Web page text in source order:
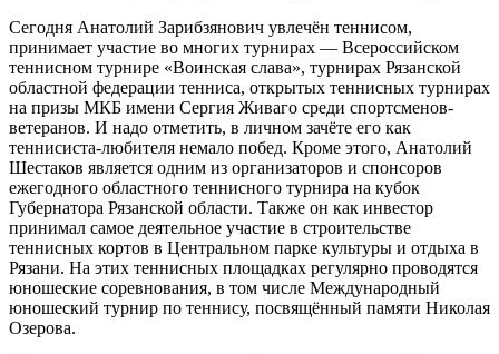
Сегодня Анатолий Зарибзянович увлечён теннисом,
принимает участие во многих турнирах — Всероссийском
теннисном турнире «Воинская слава», турнирах Рязанской
областной федерации тенниса, открытых теннисных турнирах
на призы МКБ имени Сергия Живаго среди спортсменов-
ветеранов. И надо отметить, в личном зачёте его как
теннисиста-любителя немало побед. Кроме этого, Анатолий
Шестаков является одним из организаторов и спонсоров
ежегодного областного теннисного турнира на кубок
Губернатора Рязанской области. Также он как инвестор
принимал самое деятельное участие в строительстве
теннисных кортов в Центральном парке культуры и отдыха в
Рязани. На этих теннисных площадках регулярно проводятся
юношеские соревнования, в том числе Международный
юношеский турнир по теннису, посвящённый памяти Николая
Озерова.